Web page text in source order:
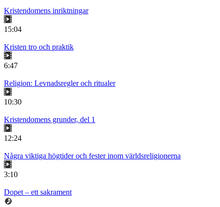
Kristendomens inriktningar
15:04
Kristen tro och praktik
6:47
Religion: Levnadsregler och ritualer
10:30
Kristendomens grunder, del 1
12:24
Några viktiga högtider och fester inom världsreligionerna
3:10
Dopet – ett sakrament